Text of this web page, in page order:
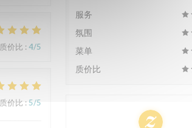
质价比 : 4/5
质价比 :5/5
服务
氛围
菜单
质价比